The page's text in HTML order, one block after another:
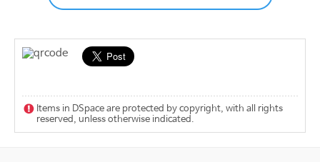
Items in DSpace are protected by copyright, with all rights
reserved, unless otherwise indicated.